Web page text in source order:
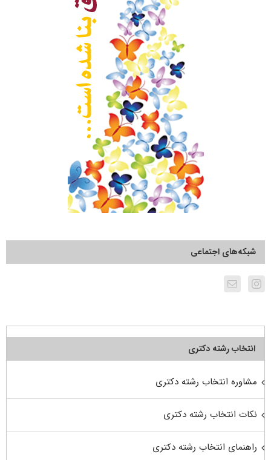
شبکه‌های اجتماعی
انتخاب رشته دکتری
مشاوره انتخاب رشته دکتری
نکات انتخاب رشته دکتری
راهنمای انتخاب رشته دکتری